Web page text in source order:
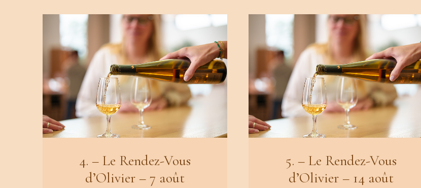
4. – Le Rendez-Vous
d’Olivier – 7 août
5. – Le Rendez-Vous
d’Olivier – 14 août